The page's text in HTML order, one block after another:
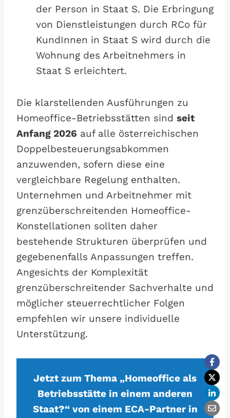
der Person in Staat S. Die Erbringung
von Dienstleistungen durch RCo für
KundInnen in Staat S wird durch die
Wohnung des Arbeitnehmers in
Staat S erleichtert.
Die klarstellenden Ausführungen zu
Homeoffice-Betriebsstätten sind seit
Anfang 2026 auf alle österreichischen
Doppelbesteuerungsabkommen
anzuwenden, sofern diese eine
vergleichbare Regelung enthalten.
Unternehmen und Arbeitnehmer mit
grenzüberschreitenden Homeoffice-
Konstellationen sollten daher
bestehende Strukturen überprüfen und
gegebenenfalls Anpassungen treffen.
Angesichts der Komplexität
grenzüberschreitender Sachverhalte und
möglicher steuerrechtlicher Folgen
empfehlen wir unsere individuelle
Unterstützung.
Jetzt zum Thema „Homeoffice als
Betriebsstätte in einem anderen
Staat?“ von einem ECA-Partner in